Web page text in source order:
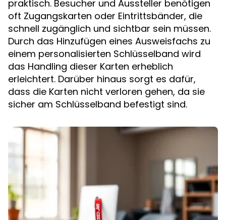
praktisch. Besucher und Aussteller benötigen
oft Zugangskarten oder Eintrittsbänder, die
schnell zugänglich und sichtbar sein müssen.
Durch das Hinzufügen eines Ausweisfachs zu
einem personalisierten Schlüsselband wird
das Handling dieser Karten erheblich
erleichtert. Darüber hinaus sorgt es dafür,
dass die Karten nicht verloren gehen, da sie
sicher am Schlüsselband befestigt sind.